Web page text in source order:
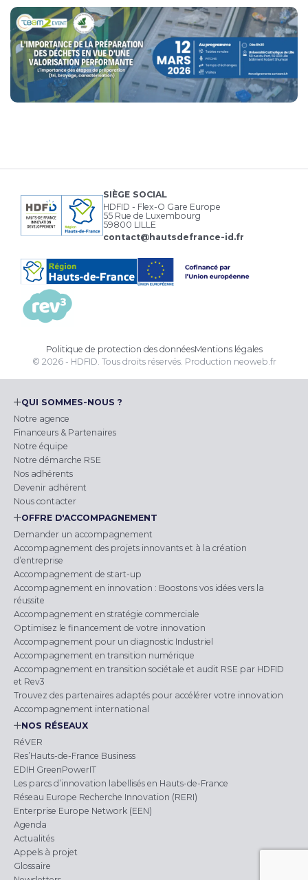
SIÈGE SOCIAL
HDFID - Flex-O Gare Europe
55 Rue de Luxembourg
59800 LILLE
contact@hautsdefrance-id.fr
Politique de protection des donnéesMentions légales
© 2026 - HDFID. Tous droits réservés. Production neoweb.fr
QUI SOMMES-NOUS ?
Notre agence
Financeurs & Partenaires
Notre équipe
Notre démarche RSE
Nos adhérents
Devenir adhérent
Nous contacter
OFFRE D'ACCOMPAGNEMENT
Demander un accompagnement
Accompagnement des projets innovants et à la création
d’entreprise
Accompagnement de start-up
Accompagnement en innovation : Boostons vos idées vers la
réussite
Accompagnement en stratégie commerciale
Optimisez le financement de votre innovation
Accompagnement pour un diagnostic Industriel
Accompagnement en transition numérique
Accompagnement en transition sociétale et audit RSE par HDFID
et Rev3
Trouvez des partenaires adaptés pour accélérer votre innovation
Accompagnement international
NOS RÉSEAUX
RéVER
Res’Hauts-de-France Business
EDIH GreenPowerIT
Les parcs d’innovation labellisés en Hauts-de-France
Réseau Europe Recherche Innovation (RERI)
Enterprise Europe Network (EEN)
Agenda
Actualités
Appels à projet
Glossaire